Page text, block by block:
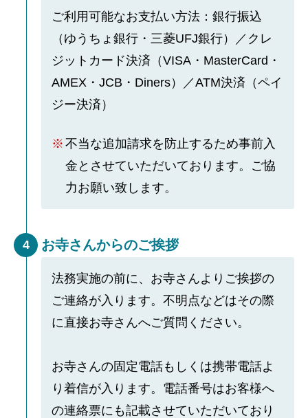
ご利用可能なお支払い方法：銀行振込
（ゆうちょ銀行・三菱UFJ銀行）／クレ
ジットカード決済（VISA・MasterCard・
AMEX・JCB・Diners）／ATM決済（ペイ
ジー決済）
不当な追加請求を防止するため事前入
金とさせていただいております。ご協
力お願い致します。
4 お寺さんからのご挨拶
法務実施の前に、お寺さんよりご挨拶の
ご連絡が入ります。不明点などはその際
に直接お寺さんへご質問ください。
お寺さんの固定電話もしくは携帯電話よ
り着信が入ります。電話番号はお客様へ
の連絡票にも記載させていただいており